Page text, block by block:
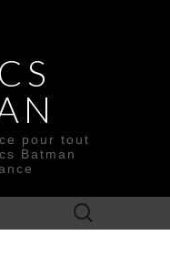
pour tout
Batman
Rechercher :